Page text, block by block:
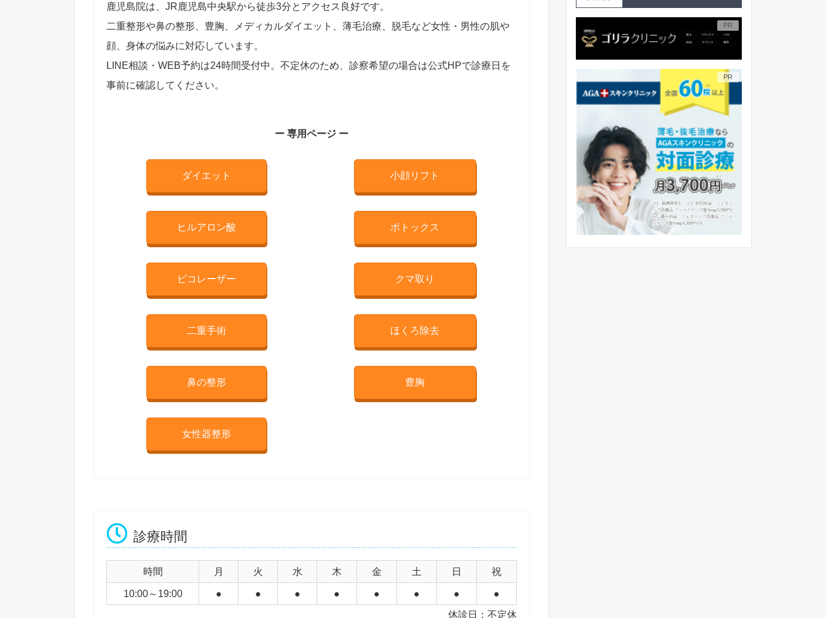
鹿児島院は、JR鹿児島中央駅から徒歩3分とアクセス良好です。
二重整形や鼻の整形、豊胸、メディカルダイエット、薄毛治療、脱毛など女性・男性の肌や
顔、身体の悩みに対応しています。
LINE相談・WEB予約は24時間受付中。不定休のため、診察希望の場合は公式HPで診療日を
事前に確認してください。
ー 専用ページ ー
ダイエット 小顔リフト
ヒルアロン酸 ボトックス
ピコレーザー クマ取り
二重手術 ほくろ除去
鼻の整形 豊胸
女性器整形
診療時間
時間 月 火 水 木 金 土 日 祝
10:00～19:00 ● ● ● ● ● ● ●
●
休診日：不定休